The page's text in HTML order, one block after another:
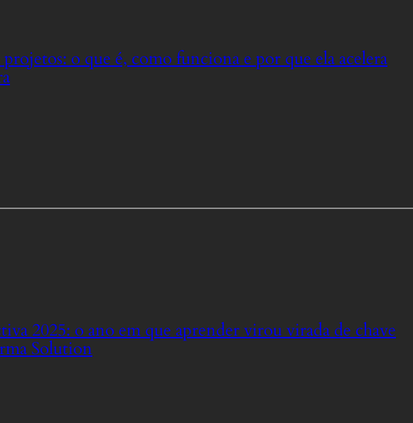
projetos: o que é, como funciona e por que ela acelera
2025: o ano em que aprender virou virada de chave
Solution